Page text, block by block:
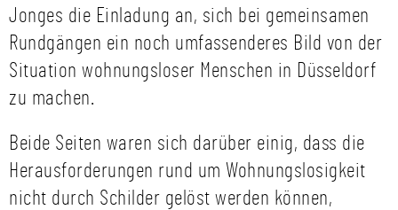
Jonges die Einladung an, sich bei gemeinsamen
Rundgängen ein noch umfassenderes Bild von der
Situation wohnungsloser Menschen in Düsseldorf
zu machen.
Beide Seiten waren sich darüber einig, dass die
Herausforderungen rund um Wohnungslosigkeit
nicht durch Schilder gelöst werden können,